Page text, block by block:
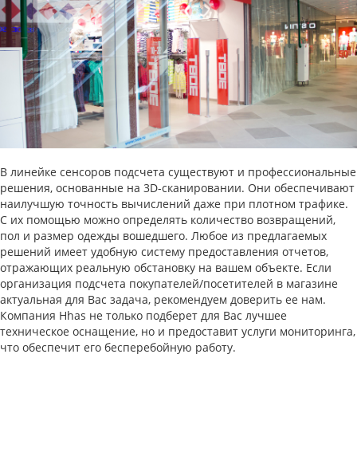
В линейке сенсоров подсчета существуют и профессиональные
решения, основанные на 3D-сканировании. Они обеспечивают
наилучшую точность вычислений даже при плотном трафике.
С их помощью можно определять количество возвращений,
пол и размер одежды вошедшего. Любое из предлагаемых
решений имеет удобную систему предоставления отчетов,
отражающих реальную обстановку на вашем объекте. Если
организация подсчета покупателей/посетителей в магазине
актуальная для Вас задача, рекомендуем доверить ее нам.
Компания Hhas не только подберет для Вас лучшее
техническое оснащение, но и предоставит услуги мониторинга,
что обеспечит его бесперебойную работу.